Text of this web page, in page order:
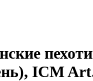
ICM